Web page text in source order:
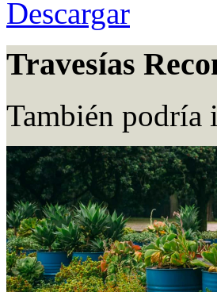
Descargar
Travesías
También podría